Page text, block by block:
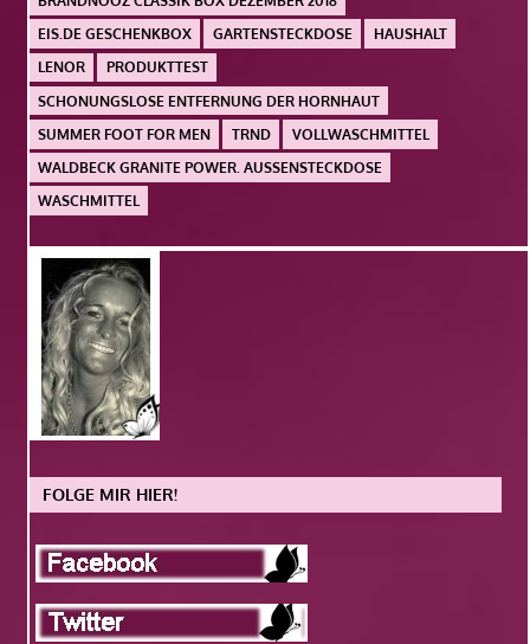
EIS.DE GESCHENKBOX
GARTENSTECKDOSE
HAUSHALT
LENOR
PRODUKTTEST
SCHONUNGSLOSE ENTFERNUNG DER HORNHAUT
SUMMER FOOT FOR MEN
TRND
VOLLWASCHMITTEL
WALDBECK GRANITE POWER. AUSSENSTECKDOSE
WASCHMITTEL
FOLGE MIR HIER!